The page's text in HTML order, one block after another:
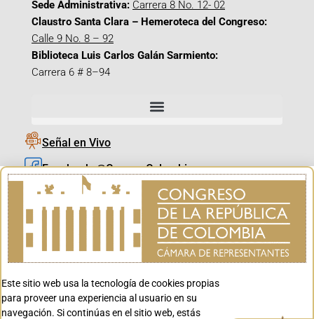
Sede Administrativa: Carrera 8 No. 12- 02
Claustro Santa Clara – Hemeroteca del Congreso:
Calle 9 No. 8 – 92
Biblioteca Luis Carlos Galán Sarmiento:
Carrera 6 # 8–94
Señal en Vivo
Facebook_@CamaraColombia
Instagram_@CamaraColombia
X_@CamaraColombia
Youtube_@CamaraColombia
Youtube_@CanalCongreso
Este sitio web usa la tecnología de cookies propias
para proveer una experiencia al usuario en su
navegación. Si continúas en el sitio web, estás